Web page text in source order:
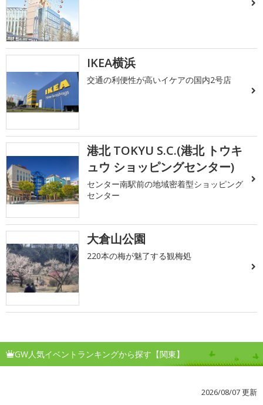
IKEA横浜
交通の利便性が高いイケアの国内2号店
港北 TOKYU S.C.(港北 トウキ
ュウ ショッピングセンター)
センター南駅前の地域密着型ショッピング
センター
大倉山公園
220本の梅が魅了する観梅処
GW人気イベントランキングから探す【関東】
2026/08/07 更新